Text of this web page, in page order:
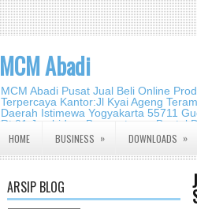
MCM Abadi
MCM Abadi Pusat Jual Beli Online
Terpercaya Kantor:Jl Kyai Ageng
Daerah Istimewa Yogyakarta 55711
Rt.01,Jambidan,
2140 2988
HOME BUSINESS » DOWNLOADS »
ARSIP BLOG